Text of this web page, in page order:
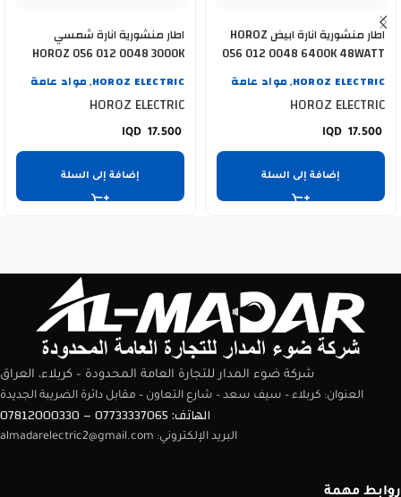
اطار منشورية انارة ابيض HOROZ
056 012 0048 6400K 48WATT
HOROZ ELECTRIC
, مواد عامة
HOROZ ELECTRIC
17.500
إضافة إلى السلة
اطار منشورية انارة شمسي
HOROZ 056 012 0048 3000K
HOROZ ELECTRIC
, مواد عامة
HOROZ ELECTRIC
17.500
إضافة إلى السلة
شركة ضوء المدار للتجارة العامة المحدودة – كربلاء، العراق
العنوان: كربلاء – سيف سعد – شارع التعاون – مقابل دائرة الضريبة الجديدة
الهاتف: 07733337065 – 07812000330
البريد الإلكتروني: almadarelectric2@gmail.com
روابط مهمة